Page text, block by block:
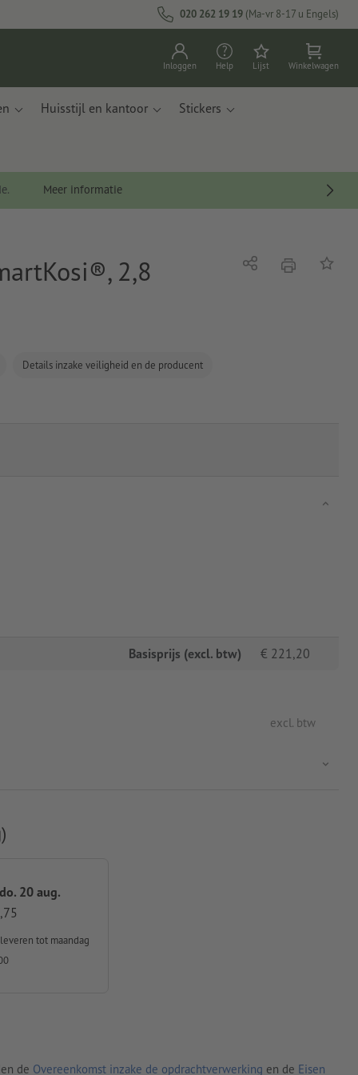
020 262 19 19 (Ma-vr 8-17 u Engels)
Inloggen Help Lijst Winkelwagen
Huisstijl en kantoor Stickers
Meer informatie
2,8
Details inzake veiligheid en de producent
Delen afdrukkenOp de
Basisprijs (excl. btw) € 221,20
excl. btw
20 aug.
tot maandag
de Overeenkomst inzake de opdrachtverwerking en de Eisen